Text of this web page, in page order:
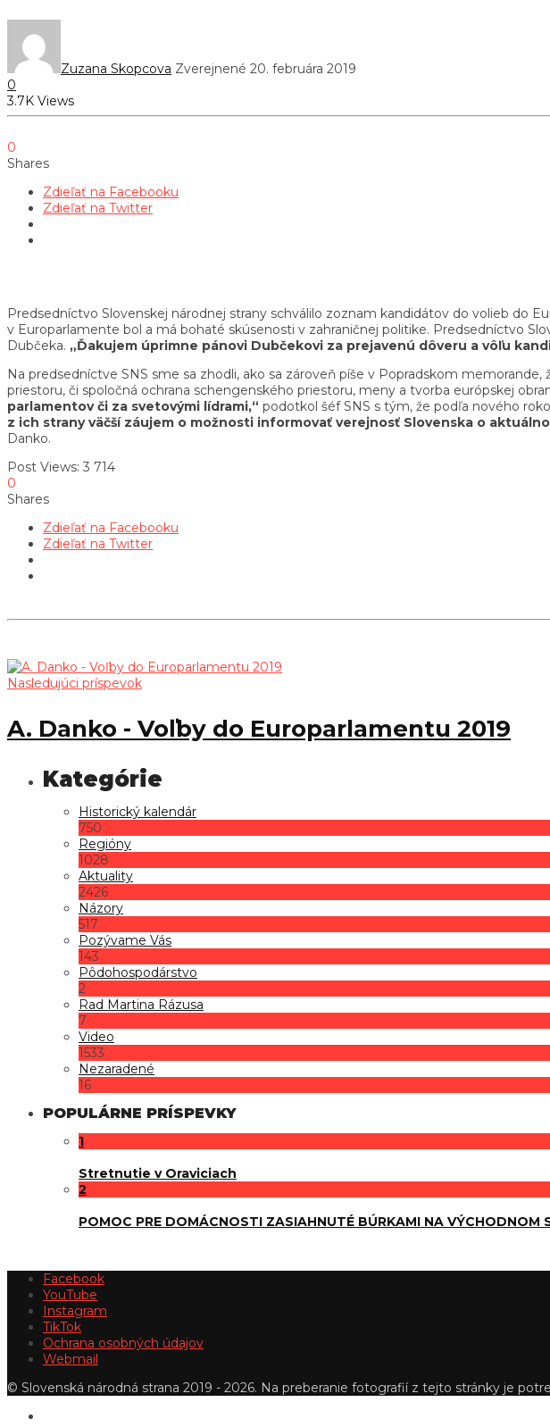
Zuzana Skopcova Zverejnené 20. februára 2019
0
3.7K Views
0
Shares
Zdieľať na Facebooku
Zdieľať na Twitter
Predsedníctvo Slovenskej národnej strany schválilo zoznam kandidátov do volieb do
v Europarlamente bol a má bohaté skúsenosti v zahraničnej politike. Predsedníctvo
Dubčeka. „Ďakujem úprimne pánovi Dubčekovi za prejavenú dôveru a vôľu
Na predsedníctve SNS sme sa zhodli, ako sa zároveň píše v Popradskom
priestoru, či spoločná ochrana schengenského priestoru, meny a tvorba európskej
parlamentov či za svetovými lídrami,“ podotkol šéf SNS s tým, že podľa nového
z ich strany väčší záujem o možnosti informovať verejnosť Slovenska o
Danko.
Post Views: 3 714
0
Shares
Zdieľať na Facebooku
Zdieľať na Twitter
Nasledujúci príspevok
A. Danko - Voľby do Europarlamentu 2019
Historický kalendár
750
Regióny
1028
Aktuality
2426
Názory
517
Pozývame Vás
143
Pôdohospodárstvo
2
Rad Martina Rázusa
7
Video
1533
Nezaradené
16
POPULÁRNE PRÍSPEVKY
1
Stretnutie v Oraviciach
2
POMOC PRE DOMÁCNOSTI ZASIAHNUTÉ BÚRKAMI NA VÝCHODNOM
Facebook
YouTube
Instagram
TikTok
Ochrana osobných údajov
Webmail
© Slovenská národná strana 2019 - 2026. Na preberanie fotografií z tejto stránky je